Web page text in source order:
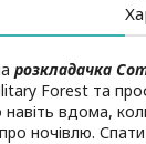
розкладачка
Forest та
навіть вдома,
ночівлю.